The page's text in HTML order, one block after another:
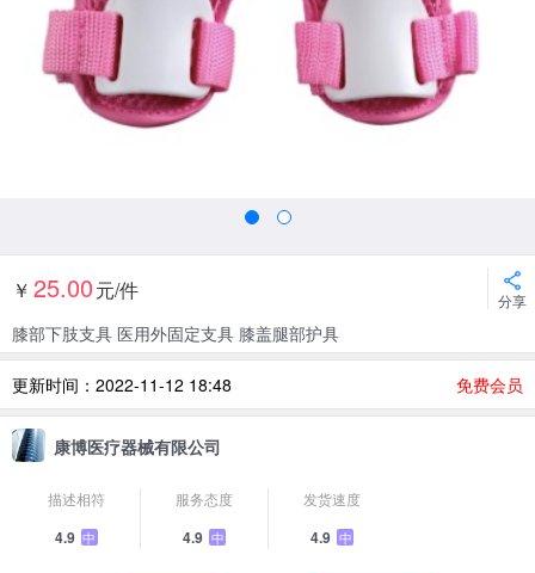
￥ 25.00元/件 分享
膝部下肢支具 医用外固定支具 膝盖腿部护具
更新时间：2022-11-12 18:48 免费会员
康博医疗器械有限公司
描述相符
4.9 中
服务态度
4.9 中
发货速度
4.9 中